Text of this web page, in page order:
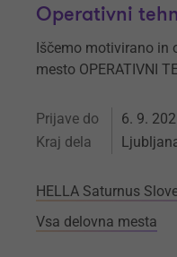
Operativni
Iščemo motivirano in
mesto OPERATIVNI
Prijave do 6. 9.
Kraj dela
HELLA Saturnus
Vsa delovna mesta